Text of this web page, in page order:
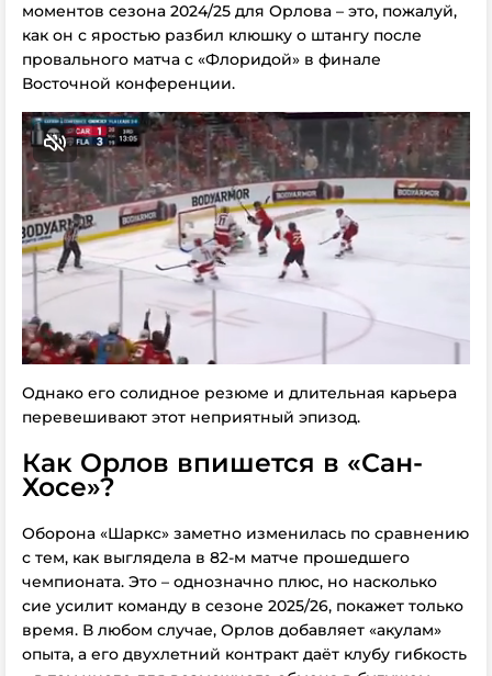
моментов сезона 2024/25 для Орлова – это, пожалуй,
как он с яростью разбил клюшку о штангу после
провального матча с «Флоридой» в финале
Восточной конференции.
Однако его солидное резюме и длительная карьера
перевешивают этот неприятный эпизод.
Как Орлов впишется в «Сан-
Хосе»?
Оборона «Шаркс» заметно изменилась по сравнению
с тем, как выглядела в 82-м матче прошедшего
чемпионата. Это – однозначно плюс, но насколько
сие усилит команду в сезоне 2025/26, покажет только
время. В любом случае, Орлов добавляет «акулам»
опыта, а его двухлетний контракт даёт клубу гибкость